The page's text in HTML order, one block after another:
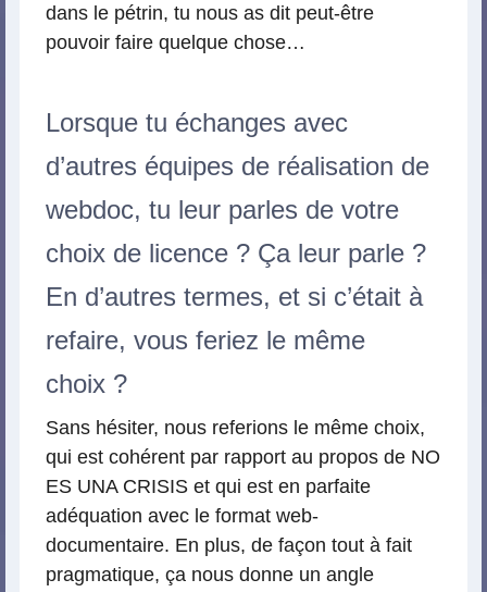
dans le pétrin, tu nous as dit peut-être
pouvoir faire quelque chose…
Lorsque tu échanges avec
d’autres équipes de réalisation de
webdoc, tu leur parles de votre
choix de licence ? Ça leur parle ?
En d’autres termes, et si c’était à
refaire, vous feriez le même
choix ?
Sans hésiter, nous referions le même choix,
qui est cohérent par rapport au propos de NO
ES UNA CRISIS et qui est en parfaite
adéquation avec le format web-
documentaire. En plus, de façon tout à fait
pragmatique, ça nous donne un angle